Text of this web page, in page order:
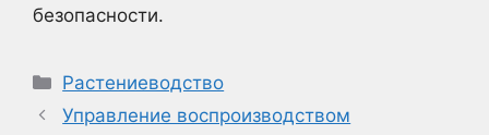
безопасности.
Рубрики
Растениеводство
Управление воспроизводством